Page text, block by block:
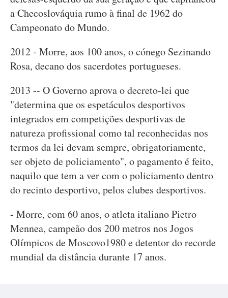
a Checoslováquia rumo à final de 1962 do
Campeonato do Mundo.
2012 - Morre, aos 100 anos, o cónego Sezinando
Rosa, decano dos sacerdotes portugueses.
2013 -- O Governo aprova o decreto-lei que
"determina que os espetáculos desportivos
integrados em competições desportivas de
natureza profissional como tal reconhecidas nos
termos da lei devam sempre, obrigatoriamente,
ser objeto de policiamento", o pagamento é feito,
naquilo que tem a ver com o policiamento dentro
do recinto desportivo, pelos clubes desportivos.
- Morre, com 60 anos, o atleta italiano Pietro
Mennea, campeão dos 200 metros nos Jogos
Olímpicos de Moscovo1980 e detentor do recorde
mundial da distância durante 17 anos.